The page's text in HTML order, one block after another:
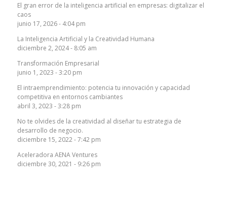
El gran error de la inteligencia artificial en empresas: digitalizar el
caos
junio 17, 2026 - 4:04 pm
La Inteligencia Artificial y la Creatividad Humana
diciembre 2, 2024 - 8:05 am
Transformación Empresarial
junio 1, 2023 - 3:20 pm
El intraemprendimiento: potencia tu innovación y capacidad
competitiva en entornos cambiantes
abril 3, 2023 - 3:28 pm
No te olvides de la creatividad al diseñar tu estrategia de
desarrollo de negocio.
diciembre 15, 2022 - 7:42 pm
Aceleradora AENA Ventures
diciembre 30, 2021 - 9:26 pm